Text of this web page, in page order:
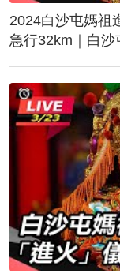
2024白沙屯媽祖
急行32km｜白沙